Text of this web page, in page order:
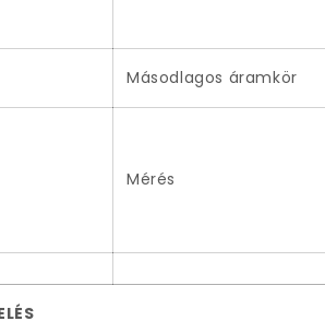
Másodlagos áramkör
Mérés